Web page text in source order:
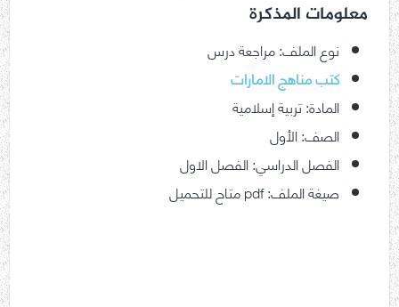
معلومات المذكرة
نوع الملف: مراجعة درس
كتب مناهج الامارات
المادة: تربية إسلامية
الصف: الأول
الفصل الدراسي: الفصل الاول
صيغة الملف: pdf متاح للتحميل